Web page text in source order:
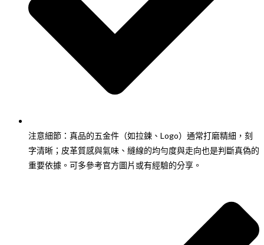
注意細節：真品的五金件（如拉鍊、Logo）通常打磨精細，刻
字清晰；皮革質感與氣味、縫線的均勻度與走向也是判斷真偽的
重要依據。可多參考官方圖片或有經驗的分享。